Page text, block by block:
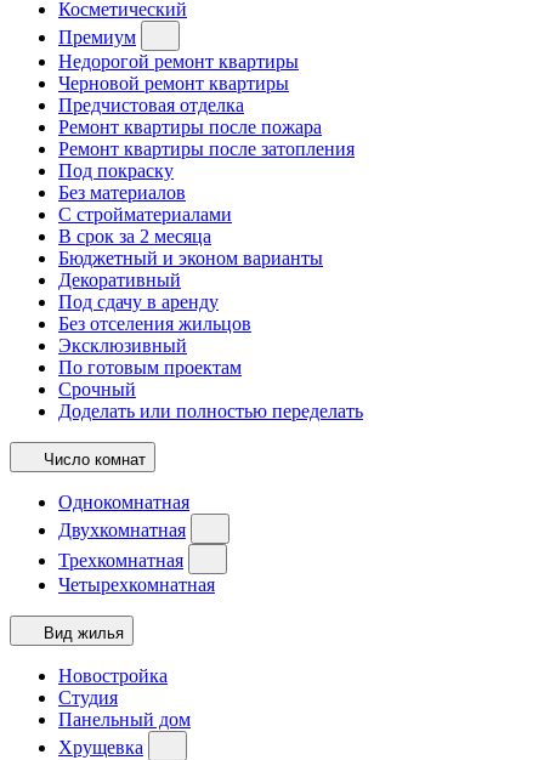
Косметический
Премиум
Недорогой ремонт квартиры
Черновой ремонт квартиры
Предчистовая отделка
Ремонт квартиры после пожара
Ремонт квартиры после затопления
Под покраску
Без материалов
С стройматериалами
В срок за 2 месяца
Бюджетный и эконом варианты
Декоративный
Под сдачу в аренду
Без отселения жильцов
Эксклюзивный
По готовым проектам
Срочный
Доделать или полностью переделать
Число комнат
Однокомнатная
Двухкомнатная
Трехкомнатная
Четырехкомнатная
Вид жилья
Новостройка
Студия
Панельный дом
Хрущевка